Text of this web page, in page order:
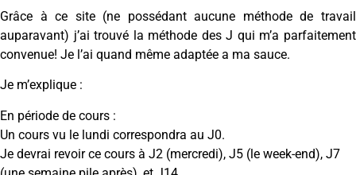
Grâce à ce site (ne possédant aucune méthode de travail
auparavant) j’ai trouvé la méthode des J qui m’a parfaitement
convenue! Je l’ai quand même adaptée a ma sauce.
Je m’explique :
En période de cours :
Un cours vu le lundi correspondra au J0.
Je devrai revoir ce cours à J2 (mercredi), J5 (le week-end), J7